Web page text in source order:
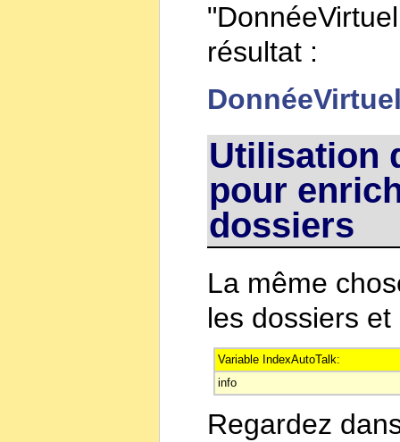
résultat :
Utilisation
pour
dossiers
La même
les dossiers et
Variable IndexAutoTalk:
info
Regardez